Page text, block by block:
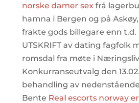
norske damer sexfrå
hamna i Bergen og på
frakte gods billegare enn t.d.
UTSKRIFT av dating fagfolk
romsdal fra møte i
Konkurranseutvalg den
behandling av
Bente Real escorts norway